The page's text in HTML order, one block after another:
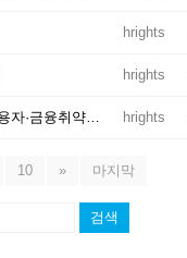
hrights
hrights
[공익사업] 장발장은행x우체국공익재단 '새로_봄' 적금으로 저신용자·금융취약계층 지원에 함께 나섰습니다 hrights
10 » 마지막
검색